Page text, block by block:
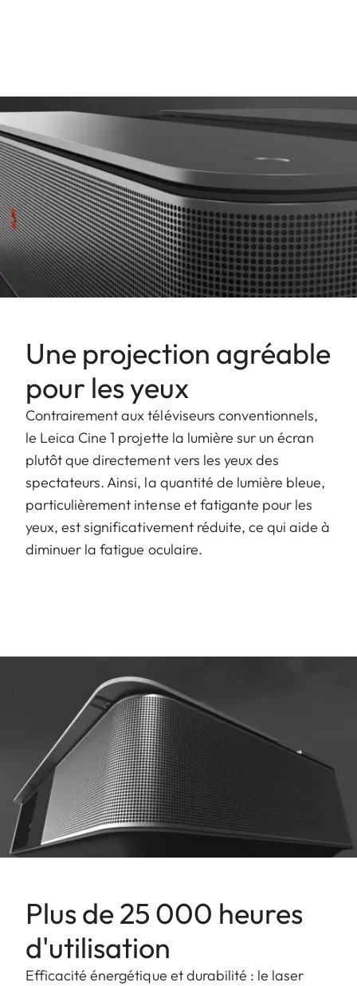
Une projection agréable
pour les yeux
Contrairement aux téléviseurs conventionnels,
le Leica Cine 1 projette la lumière sur un écran
plutôt que directement vers les yeux des
spectateurs. Ainsi, la quantité de lumière bleue,
particulièrement intense et fatigante pour les
yeux, est significativement réduite, ce qui aide à
diminuer la fatigue oculaire.
Plus de 25 000 heures
d'utilisation
Efficacité énergétique et durabilité : le laser